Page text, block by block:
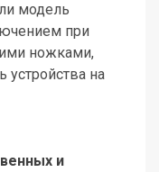
модель
при
ножками,
устройства на
и